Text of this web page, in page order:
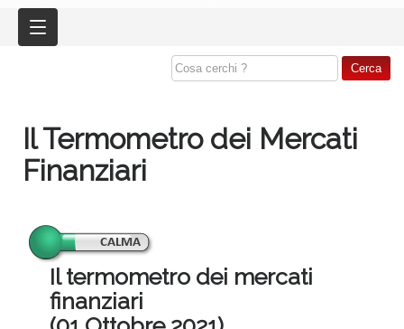
Il Termometro dei Mercati
Finanziari
Il termometro dei mercati
finanziari